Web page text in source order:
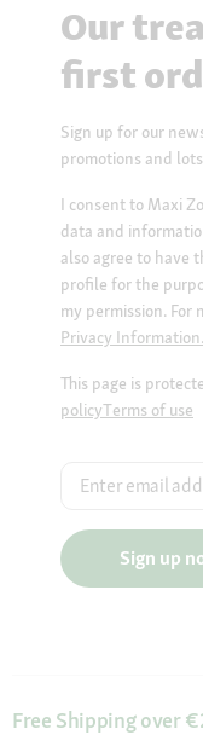
Our
first
Sign up for our
promotions and
I consent to Maxi
data and
also agree to have
profile for the
my permission. For
Privacy Information.
This page is
policyTerms of use
Enter email
Sign up
Free Shipping over